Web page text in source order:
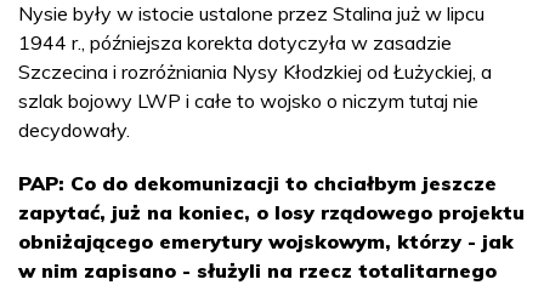
Nysie były w istocie ustalone przez Stalina już w lipcu
1944 r., późniejsza korekta dotyczyła w zasadzie
Szczecina i rozróżniania Nysy Kłodzkiej od Łużyckiej, a
szlak bojowy LWP i całe to wojsko o niczym tutaj nie
decydowały.
PAP: Co do dekomunizacji to chciałbym jeszcze
zapytać, już na koniec, o losy rządowego projektu
obniżającego emerytury wojskowym, którzy - jak
w nim zapisano - służyli na rzecz totalitarnego